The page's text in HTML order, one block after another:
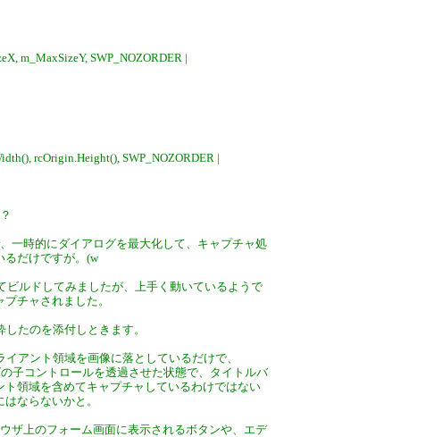
m_MaxSizeY, SWP_NOZORDER |
rcOrigin.Height(), SWP_NOZORDER |
一時的にダイアログを最大化して、キャプチャ処
るだけですが。(w
ビルドしてみましたが、上手く動いているようで
チャされました。
たのを添付しときます。
アント領域を画像に落としているだけで、
子コントロールを透過させた状態で、タイトルバ
領域を含めてキャプチャしているわけではない
ならないかと。
ザ上のフォーム画面に表示されるボタンや、エデ